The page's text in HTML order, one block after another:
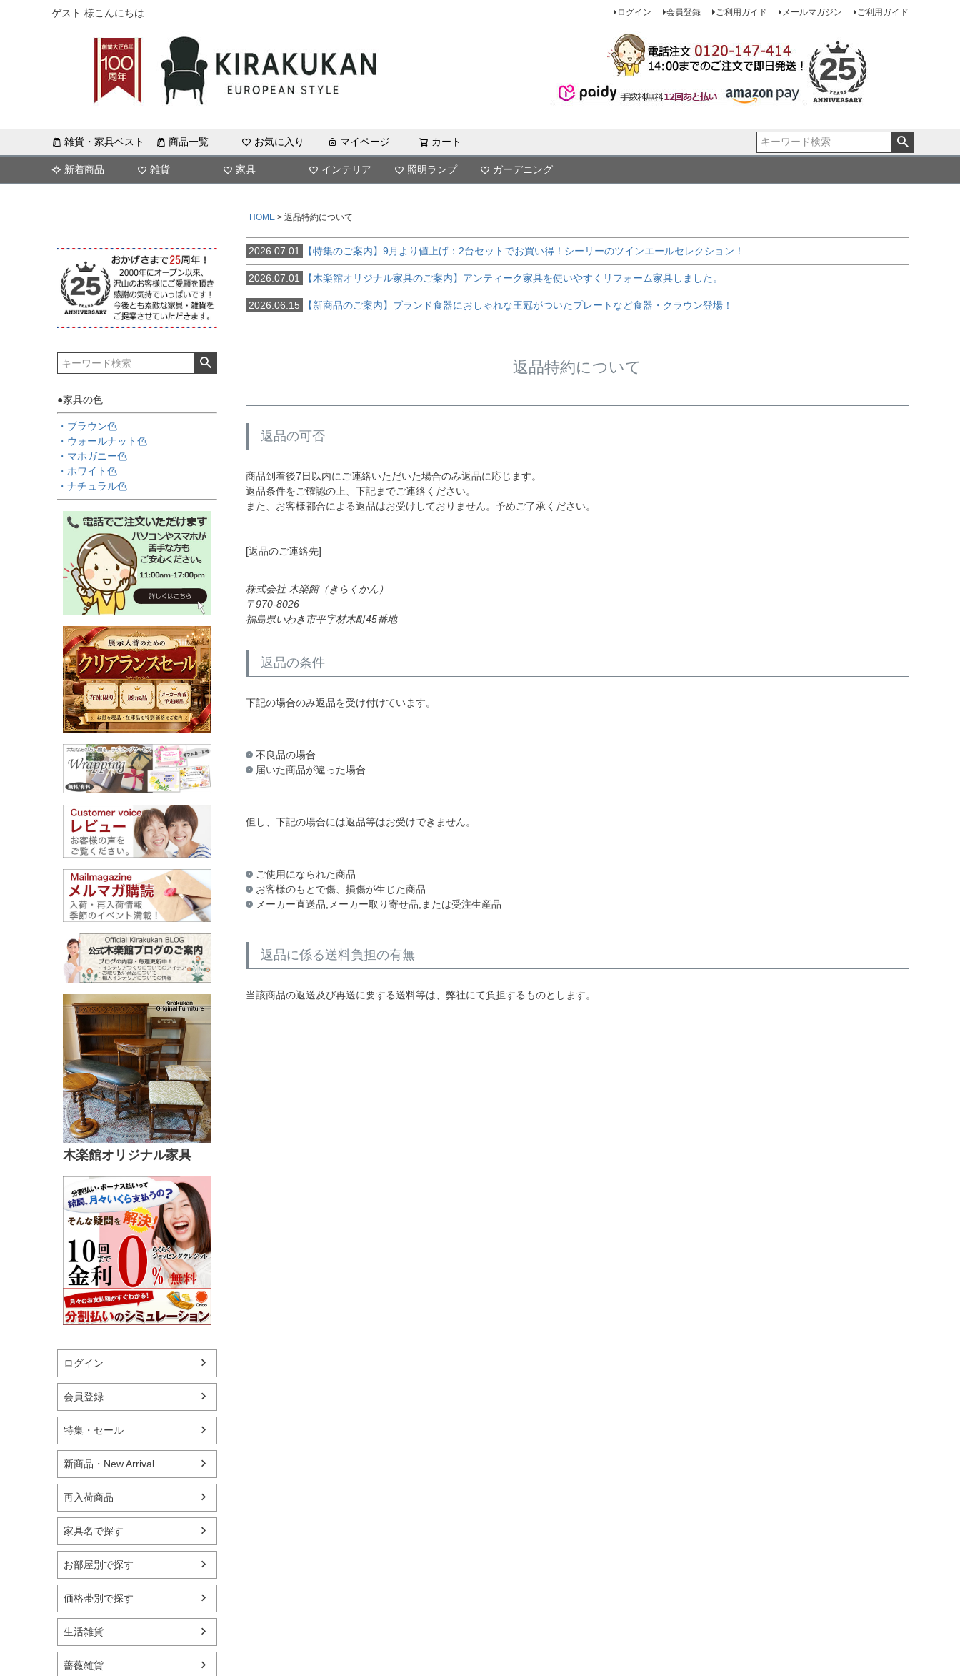
ゲスト 様こんにちは ログイン 会員登録 ご利用ガイド メールマガジン ご利用ガイド
雑貨・家具ベスト 商品一覧 お気に入り マイページ カート
新着商品 雑貨 家具 インテリア 照明ランプ ガーデニング
●家具の色
・ブラウン色
・ウォールナット色
・マホガニー色
・ホワイト色
・ナチュラル色
木楽館オリジナル家具
ログイン
会員登録
特集・セール
新商品・New Arrival
再入荷商品
家具名で探す
お部屋別で探す
価格帯別で探す
生活雑貨
薔薇雑貨
HOME 返品特約について
2026.07.01 【特集のご案内】9月より値上げ：2台セットでお買い得！シーリーのツインエールセレクション！
2026.07.01 【木楽館オリジナル家具のご案内】アンティーク家具を使いやすくリフォーム家具しました。
2026.06.15 【新商品のご案内】ブランド食器におしゃれな王冠がついたプレートなど食器・クラウン登場！
返品特約について
返品の可否
商品到着後7日以内にご連絡いただいた場合のみ返品に応じます。
返品条件をご確認の上、下記までご連絡ください。
また、お客様都合による返品はお受けしておりません。予めご了承ください。
[返品のご連絡先]
株式会社 木楽館（きらくかん）
970-8026
福島県いわき市平字材木町45番地
返品の条件
下記の場合のみ返品を受け付けています。
不良品の場合
届いた商品が違った場合
但し、下記の場合には返品等はお受けできません。
ご使用になられた商品
お客様のもとで傷、損傷が生じた商品
メーカー直送品,メーカー取り寄せ品,または受注生産品
返品に係る送料負担の有無
当該商品の返送及び再送に要する送料等は、弊社にて負担するものとします。